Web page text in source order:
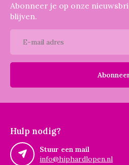
Abonneer je op onze
blijven.
Hulp nodig?
Stuur een mail
info@hiphardlopen.nl